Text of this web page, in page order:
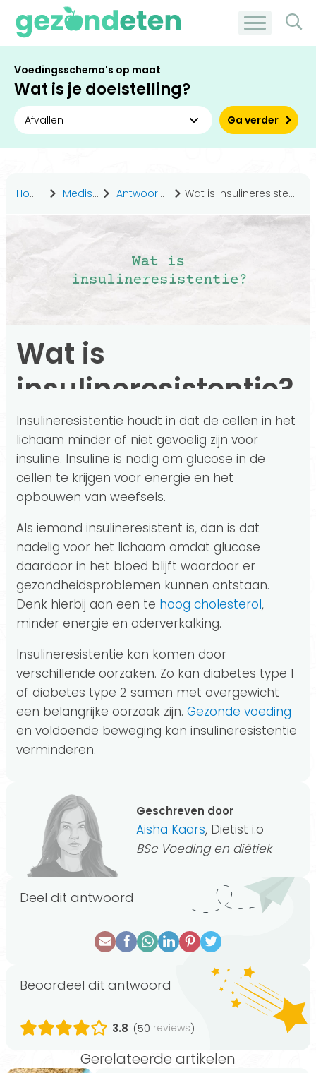
Voedingsschema's op maat
Wat is je doelstelling?
Ga verder
Home Medisch Antwoorden Wat is insulineresistentie?
Wat is
insulineresistentie?
Insulineresistentie houdt in dat de cellen in het
lichaam minder of niet gevoelig zijn voor
insuline. Insuline is nodig om glucose in de
cellen te krijgen voor energie en het
opbouwen van weefsels.
Als iemand insulineresistent is, dan is dat
nadelig voor het lichaam omdat glucose
daardoor in het bloed blijft waardoor er
gezondheidsproblemen kunnen ontstaan.
Denk hierbij aan een te hoog cholesterol,
minder energie en aderverkalking.
Insulineresistentie kan komen door
verschillende oorzaken. Zo kan diabetes type 1
of diabetes type 2 samen met overgewicht
een belangrijke oorzaak zijn. Gezonde voeding
en voldoende beweging kan insulineresistentie
verminderen.
Geschreven door
Aisha Kaars, Diëtist i.o
BSc Voeding en diëtiek
Deel dit antwoord
Beoordeel dit antwoord
3.8 (50 reviews)
Gerelateerde artikelen